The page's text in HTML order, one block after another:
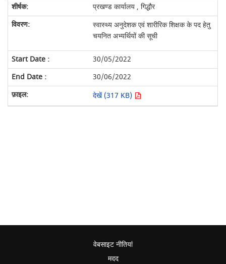
प्रखण्ड कार्यालय , गिद्धौर
स्वास्थ्य अनुदेशक एवं शारीरिक शिक्षक के पद हेतु
चयनित अभ्यर्थियों की सूची
30/05/2022
30/06/2022
देखें (317 KB)
वेबसाइट नीतियां
मदद